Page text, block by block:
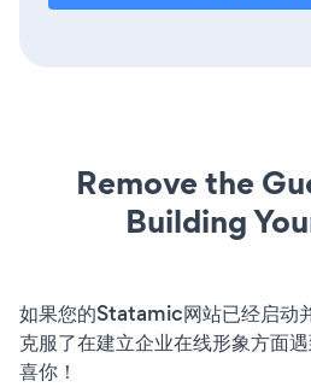
Remove the
Building
如果您的Statamic网站已经启动
克服了在建立企业在线形象方面
喜你！